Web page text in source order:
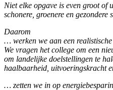
Niet elke opgave is even groot
schonere, groenere en gezondere
Daarom
… werken we aan een
We vragen het college om een
om landelijke doelstellingen te
haalbaarheid, uitvoeringskracht
… zetten we in op